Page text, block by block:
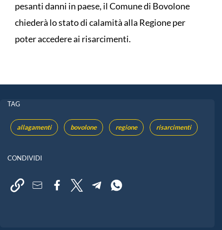
pesanti danni in paese, il Comune di Bovolone
chiederà lo stato di calamità alla Regione per
poter accedere ai risarcimenti.
TAG
allagamenti bovolone regione risarcimenti
CONDIVIDI